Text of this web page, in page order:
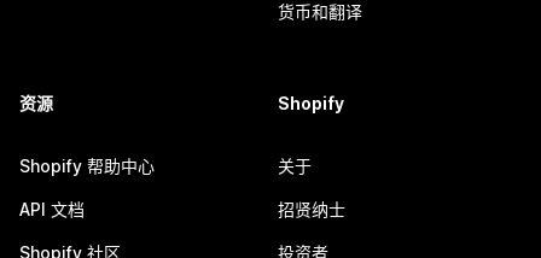
货币和翻译
资源
Shopify 帮助中心
API 文档
Shopify 社区
Shopify
关于
招贤纳士
投资者